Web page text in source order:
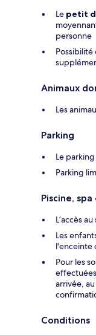
Le petit
personne
Possibilité
Animaux
Les
Parking
Le
Parking
Piscine,
L’accès
Les
l'enceinte
Pour les
arrivée,
Conditions